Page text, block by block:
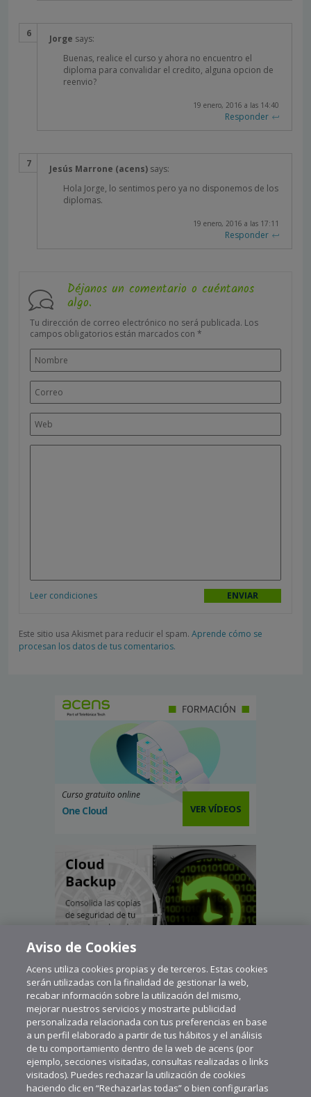
Jorge says:
19 enero, 2016 a las 14:40
Buenas, realice el curso y ahora no encuentro el
diploma para convalidar el credito, alguna opcion de
reenvio?
Responder
Jesús Marrone (acens) says:
19 enero, 2016 a las 17:11
Hola Jorge, lo sentimos pero ya no disponemos de los
diplomas.
Responder
Déjanos un comentario o cuéntanos
algo.
Tu dirección de correo electrónico no será publicada. Los
campos obligatorios están marcados con *
Leer condiciones
Este sitio usa Akismet para reducir el spam. Aprende cómo se
procesan los datos de tus comentarios.
Curso gratuito online
One Cloud VER VÍDEOS
Aviso de Cookies
Acens utiliza cookies propias y de terceros. Estas cookies
serán utilizadas con la finalidad de gestionar la web,
recabar información sobre la utilización del mismo,
mejorar nuestros servicios y mostrarte publicidad
personalizada relacionada con tus preferencias en base
a un perfil elaborado a partir de tus hábitos y el análisis
de tu comportamiento dentro de la web de acens (por
ejemplo, secciones visitadas, consultas realizadas o links
visitados). Puedes rechazar la utilización de cookies
haciendo clic en “Rechazarlas todas” o bien configurarlas